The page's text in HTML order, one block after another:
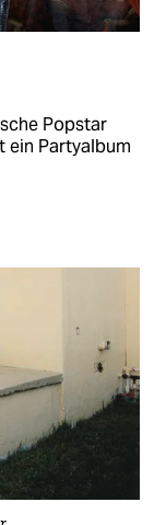
Popstar
ein Partyalbum